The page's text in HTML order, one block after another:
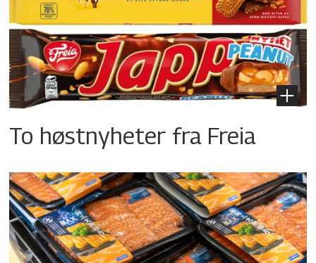
To høstnyheter fra Freia